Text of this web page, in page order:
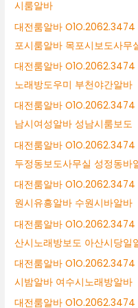
시룸알바
대전룸알바 O1O.2062.3474
포시룸알바 목포시보도사무
대전룸알바
노래방도우미 부천야간알바
대전룸알바
남시여성알바 성남시룸보도
대전룸알바 O1O.2062.3474
두정동보도사무실 성정동바
대전룸알바 O1O.2062.3474
원시유흥알바 수원시바알바
대전룸알바
산시노래방보도 아산시당일
대전룸알바 O1O.2062.3474
시밤알바 여수시노래방알바
대전룸알바